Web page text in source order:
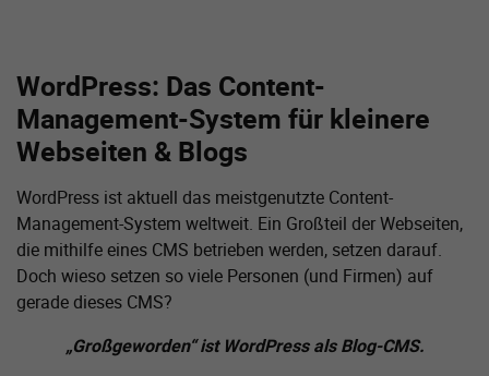
WordPress: Das Content-
Management-System für kleinere
Webseiten & Blogs
WordPress ist aktuell das meistgenutzte Content-
Management-System weltweit. Ein Großteil der Webseiten,
die mithilfe eines CMS betrieben werden, setzen darauf.
Doch wieso setzen so viele Personen (und Firmen) auf
gerade dieses CMS?
„Großgeworden“ ist WordPress als Blog-CMS.